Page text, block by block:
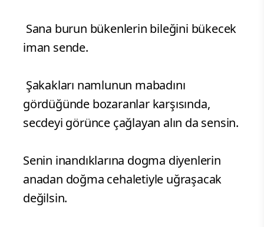
Sana burun bükenlerin bileğini bükecek
iman sende.
Şakakları namlunun mabadını
gördüğünde bozaranlar karşısında,
secdeyi görünce çağlayan alın da sensin.
Senin inandıklarına dogma diyenlerin
anadan doğma cehaletiyle uğraşacak
değilsin.